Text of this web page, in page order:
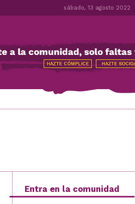
sábado, 13 agosto 2022
Entra en la comunidad